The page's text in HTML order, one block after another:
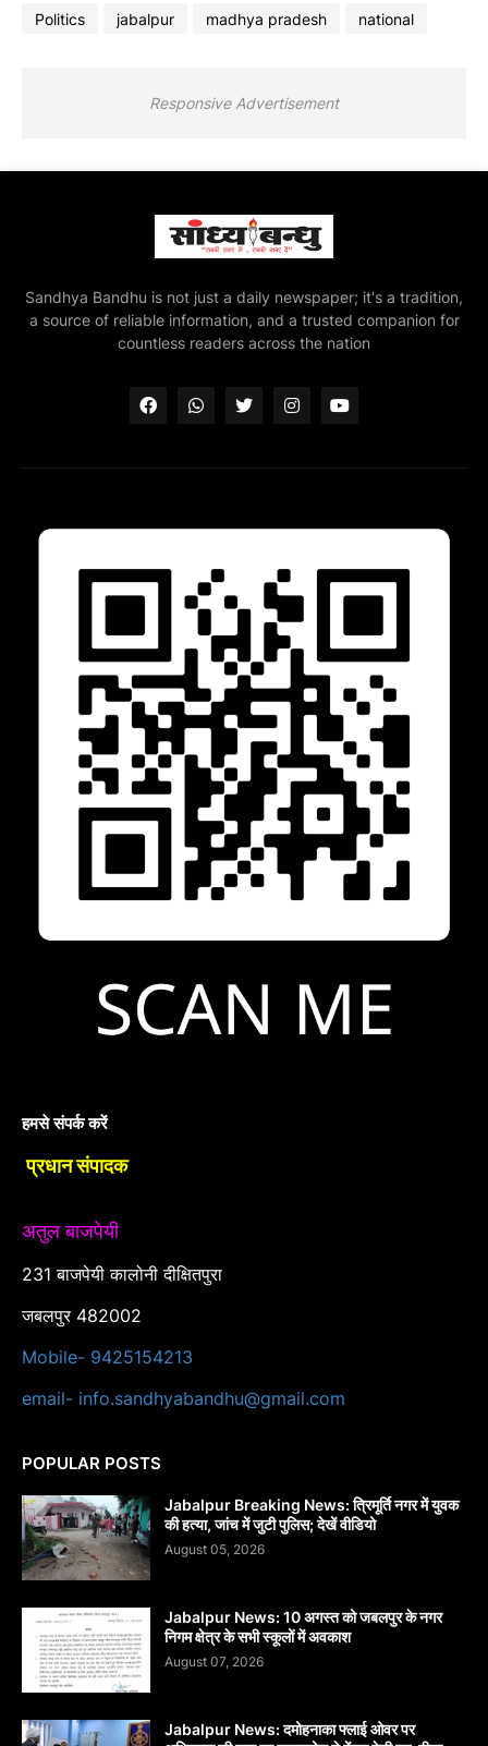
Politics jabalpur madhya pradesh national
Responsive Advertisement
Sandhya Bandhu is not just a daily newspaper; it's a tradition,
a source of reliable information, and a trusted companion for
countless readers across the nation
हमसे संपर्क करें
प्रधान संपादक
अतुल बाजपेयी
231 बाजपेयी कालोनी दीक्षितपुरा
जबलपुर 482002
Mobile- 9425154213
email- info.sandhyabandhu@gmail.com
POPULAR POSTS
Jabalpur Breaking News: त्रिमूर्ति नगर में युवक
की हत्या, जांच में जुटी पुलिस; देखें वीडियो
August 05, 2026
Jabalpur News: 10 अगस्त को जबलपुर के नगर
निगम क्षेत्र के सभी स्कूलों में अवकाश
August 07, 2026
Jabalpur News: दमोहनाका फ्लाई ओवर पर